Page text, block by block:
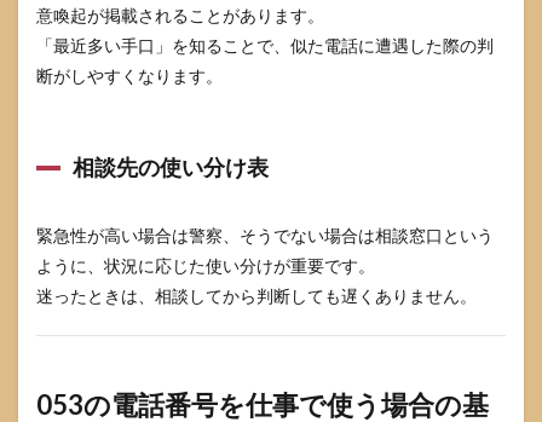
意喚起が掲載されることがあります。
「最近多い手口」を知ることで、似た電話に遭遇した際の判
断がしやすくなります。
相談先の使い分け表
緊急性が高い場合は警察、そうでない場合は相談窓口という
ように、状況に応じた使い分けが重要です。
迷ったときは、相談してから判断しても遅くありません。
053の電話番号を仕事で使う場合の基